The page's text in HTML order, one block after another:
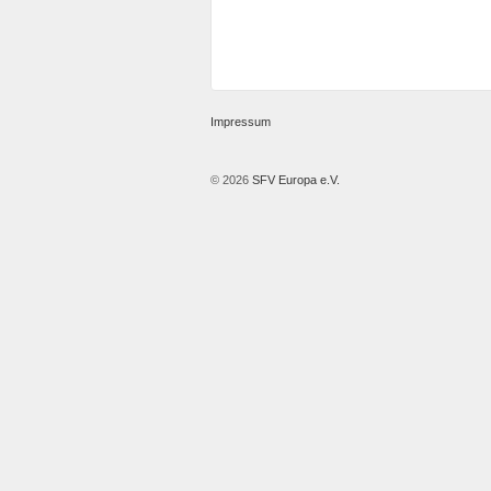
Impressum
© 2026 SFV Europa e.V.